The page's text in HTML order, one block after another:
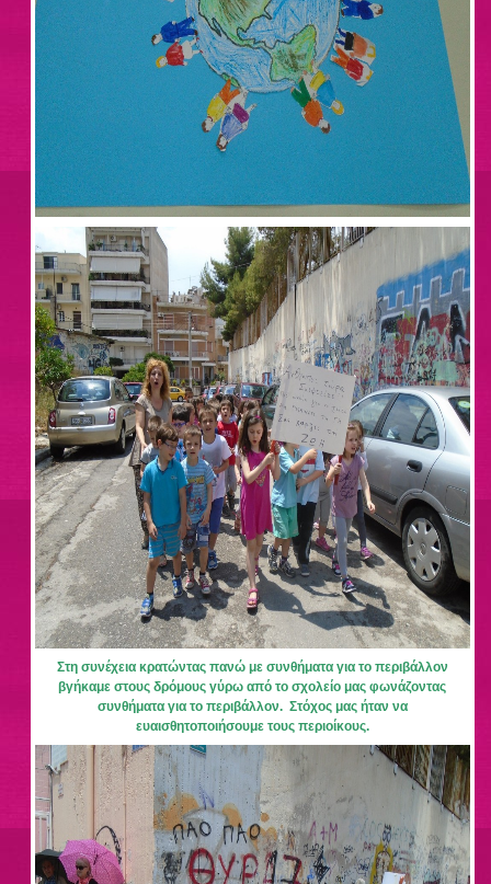
Στη συνέχεια κρατώντας πανώ με συνθήματα για το περιβάλλον
βγήκαμε στους δρόμους γύρω από το σχολείο μας φωνάζοντας
συνθήματα για το περιβάλλον. Στόχος μας ήταν να
ευαισθητοποιήσουμε τους περιοίκους.